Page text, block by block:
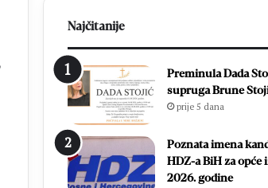
Najčitanije
Preminula Dada
supruga Brune
prije 5 dana
Poznata imena
HDZ-a BiH za opće
2026. godine